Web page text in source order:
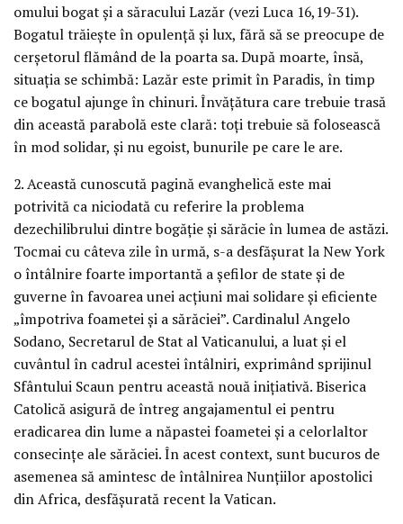
omului bogat şi a săracului Lazăr (vezi Luca 16,19-31).
Bogatul trăieşte în opulenţă şi lux, fără să se preocupe de
cerşetorul flămând de la poarta sa. După moarte, însă,
situaţia se schimbă: Lazăr este primit în Paradis, în timp
ce bogatul ajunge în chinuri. Învăţătura care trebuie trasă
din această parabolă este clară: toţi trebuie să folosească
în mod solidar, şi nu egoist, bunurile pe care le are.
2. Această cunoscută pagină evanghelică este mai
potrivită ca niciodată cu referire la problema
dezechilibrului dintre bogăţie şi sărăcie în lumea de astăzi.
Tocmai cu câteva zile în urmă, s-a desfăşurat la New York
o întâlnire foarte importantă a şefilor de state şi de
guverne în favoarea unei acţiuni mai solidare şi eficiente
„împotriva foametei şi a sărăciei”. Cardinalul Angelo
Sodano, Secretarul de Stat al Vaticanului, a luat şi el
cuvântul în cadrul acestei întâlniri, exprimând sprijinul
Sfântului Scaun pentru această nouă iniţiativă. Biserica
Catolică asigură de întreg angajamentul ei pentru
eradicarea din lume a năpastei foametei şi a celorlaltor
consecinţe ale sărăciei. În acest context, sunt bucuros de
asemenea să amintesc de întâlnirea Nunţiilor apostolici
din Africa, desfăşurată recent la Vatican.